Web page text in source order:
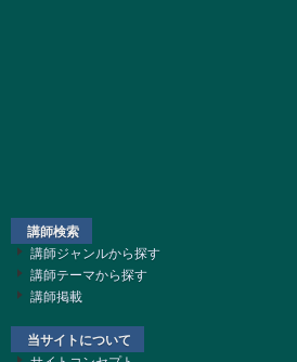
講師検索
講師ジャンルから探す
講師テーマから探す
講師掲載
当サイトについて